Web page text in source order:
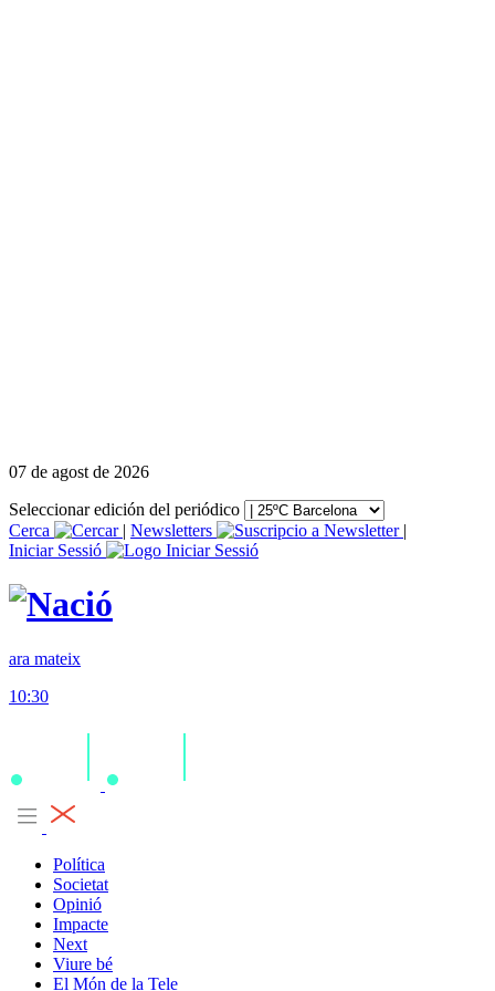
07 de agost de 2026
Seleccionar edición del periódico
Cerca
| Newsletters
|
Iniciar Sessió
ara mateix
10:30
Política
Societat
Opinió
Impacte
Next
Viure bé
El Món de la Tele